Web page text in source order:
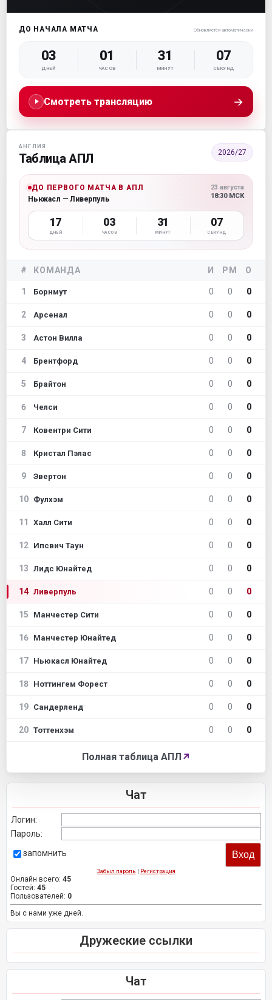
ДО НАЧАЛА МАТЧА Обновляется автоматически
03
ДНЕЙ
01
ЧАСОВ
31
МИНУТ
06
СЕКУНД
Смотреть трансляцию →
АНГЛИЯ
Таблица АПЛ 2026/27
ДО ПЕРВОГО МАТЧА В АПЛ
Ньюкасл — Ливерпуль
23 августа
18:30 МСК
17
ДНЕЙ
03
ЧАСОВ
31
МИНУТ
06
СЕКУНД
# КОМАНДА И РМ О
1 Борнмут 0 0 0
2 Арсенал 0 0 0
3 Астон Вилла 0 0 0
4 Брентфорд 0 0 0
5 Брайтон 0 0 0
6 Челси 0 0 0
7 Ковентри Сити 0 0 0
8 Кристал Пэлас 0 0 0
9 Эвертон 0 0 0
10 Фулхэм 0 0 0
11 Халл Сити 0 0 0
12 Ипсвич Таун 0 0 0
13 Лидс Юнайтед 0 0 0
14 Ливерпуль 0 0 0
15 Манчестер Сити 0 0 0
16 Манчестер Юнайтед 0 0 0
17 Ньюкасл Юнайтед 0 0 0
18 Ноттингем Форест 0 0 0
19 Сандерленд 0 0 0
20 Тоттенхэм 0 0 0
Полная таблица АПЛ ↗
Чат
Логин:
Пароль:
запомнить
Забыл пароль | Регистрация
Онлайн всего: 45
Гостей: 45
Пользователей: 0
Вы с нами уже дней.
Дружеские ссылки
Чат